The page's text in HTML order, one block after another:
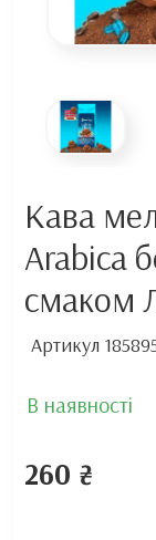
Кава
Arabica
смаком
Артикул
В наявності
260 ₴